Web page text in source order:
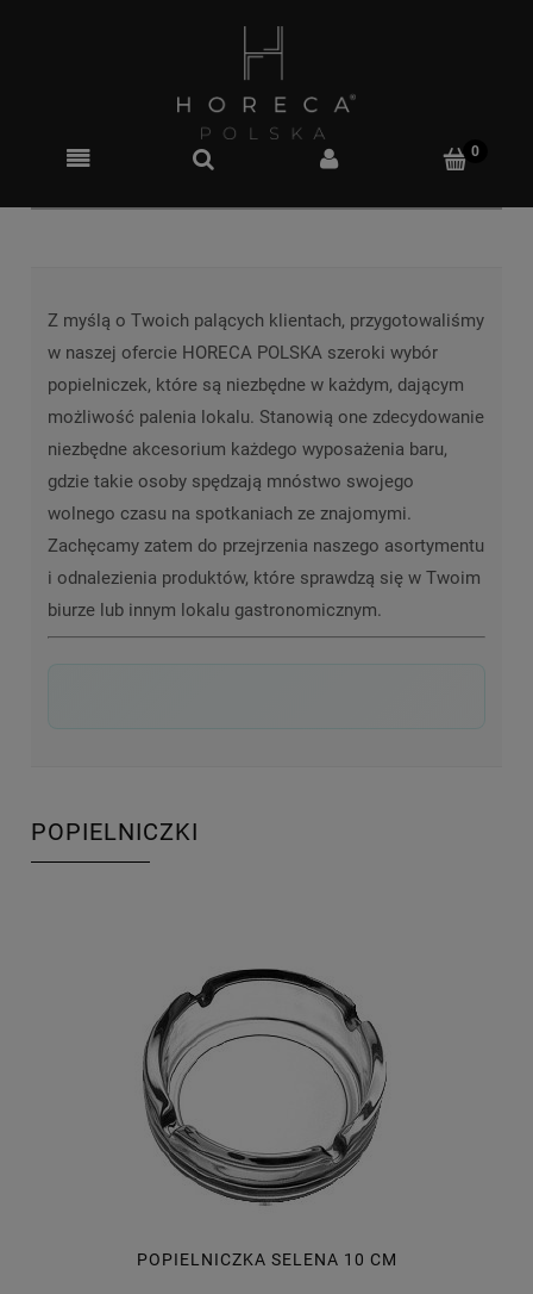
Z myślą o Twoich palących klientach, przygotowaliśmy
w naszej ofercie HORECA POLSKA szeroki wybór
popielniczek, które są niezbędne w każdym, dającym
możliwość palenia lokalu. Stanowią one zdecydowanie
niezbędne akcesorium każdego wyposażenia baru,
gdzie takie osoby spędzają mnóstwo swojego
wolnego czasu na spotkaniach ze znajomymi.
Zachęcamy zatem do przejrzenia naszego asortymentu
i odnalezienia produktów, które sprawdzą się w Twoim
biurze lub innym lokalu gastronomicznym.
POPIELNICZKI
POPIELNICZKA SELENA 10 CM